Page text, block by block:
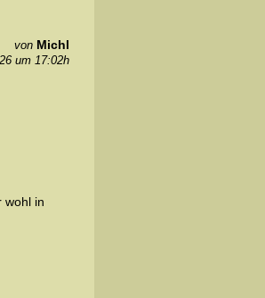
von Michl
um 17:02h
wohl in